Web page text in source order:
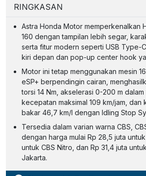
RINGKASAN
Astra Honda Motor memperkenalkan
160 dengan tampilan lebih segar,
serta fitur modern seperti USB Type-
kiri depan dan pop-up center hook
Motor ini tetap menggunakan mesin
eSP+ berpendingin cairan,
torsi 14 Nm, akselerasi 0-200 m dalam
kecepatan maksimal 109 km/jam, dan
bakar 46,7 km/l dengan Idling Stop
Tersedia dalam varian warna CBS,
dengan harga mulai Rp 28,5 juta
untuk CBS Nitro, dan Rp 31,4 juta
Jakarta.